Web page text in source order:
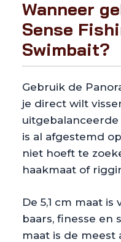
Wanneer
Sense
Swimbait?
Gebruik de
je direct wilt
is al afgestemd
niet hoeft te
haakmaat of
De 5,1 cm maat
baars, finesse en
maat is de meest